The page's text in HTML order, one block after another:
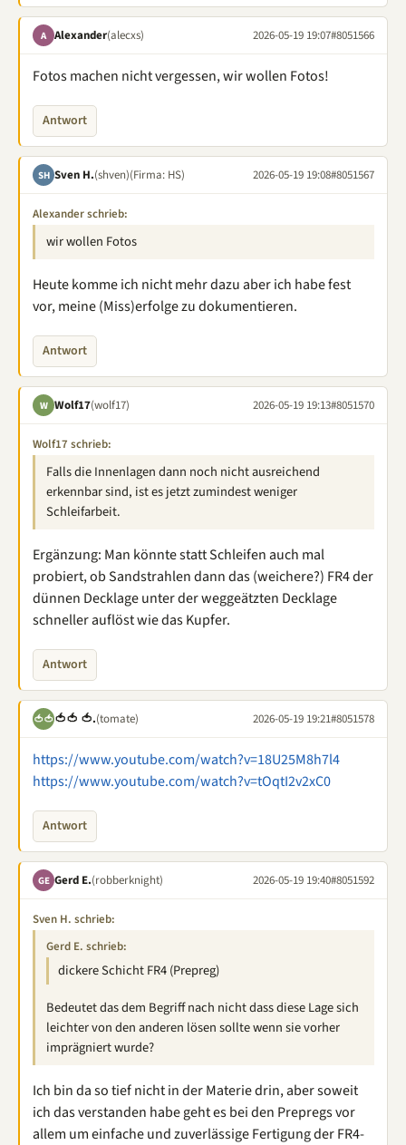
A Alexander(alecxs) 2026-05-19 19:07#8051566
Fotos machen nicht vergessen, wir wollen Fotos!
Antwort
SH Sven H.(shven)(Firma: HS) 2026-05-19 19:08#8051567
Alexander schrieb:
wir wollen Fotos
Heute komme ich nicht mehr dazu aber ich habe fest
vor, meine (Miss)erfolge zu dokumentieren.
Antwort
W Wolf17(wolf17) 2026-05-19 19:13#8051570
Wolf17 schrieb:
Falls die Innenlagen dann noch nicht ausreichend
erkennbar sind, ist es jetzt zumindest weniger
Schleifarbeit.
Ergänzung: Man könnte statt Schleifen auch mal
probiert, ob Sandstrahlen dann das (weichere?) FR4 der
dünnen Decklage unter der weggeätzten Decklage
schneller auflöst wie das Kupfer.
Antwort
🍅🍅🍅🍅 🍅.(tomate) 2026-05-19 19:21#8051578
https://www.youtube.com/watch?v=18U25M8h7l4
https://www.youtube.com/watch?v=tOqtI2v2xC0
Antwort
GE Gerd E.(robberknight) 2026-05-19 19:40#8051592
Sven H. schrieb:
Gerd E. schrieb:
dickere Schicht FR4 (Prepreg)
Bedeutet das dem Begriff nach nicht dass diese Lage sich
leichter von den anderen lösen sollte wenn sie vorher
imprägniert wurde?
Ich bin da so tief nicht in der Materie drin, aber soweit
ich das verstanden habe geht es bei den Prepregs vor
allem um einfache und zuverlässige Fertigung der FR4-